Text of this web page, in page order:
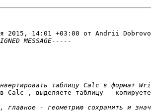
2015, 14:01 +03:00 от Andrii
Calc , выделяете таблицу -